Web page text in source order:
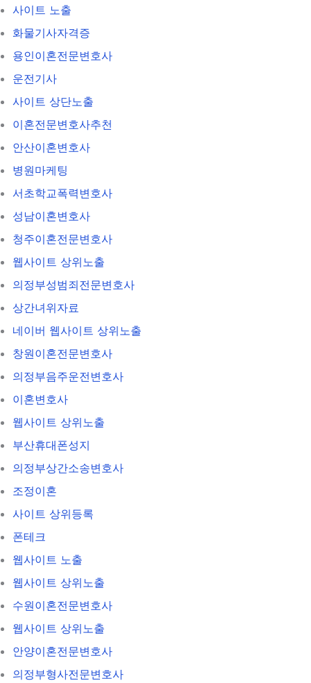
사이트 노출
화물기사자격증
용인이혼전문변호사
운전기사
사이트 상단노출
이혼전문변호사추천
안산이혼변호사
병원마케팅
서초학교폭력변호사
성남이혼변호사
청주이혼전문변호사
웹사이트 상위노출
의정부성범죄전문변호사
상간녀위자료
네이버 웹사이트 상위노출
창원이혼전문변호사
의정부음주운전변호사
이혼변호사
웹사이트 상위노출
부산휴대폰성지
의정부상간소송변호사
조정이혼
사이트 상위등록
폰테크
웹사이트 노출
웹사이트 상위노출
수원이혼전문변호사
웹사이트 상위노출
안양이혼전문변호사
의정부형사전문변호사